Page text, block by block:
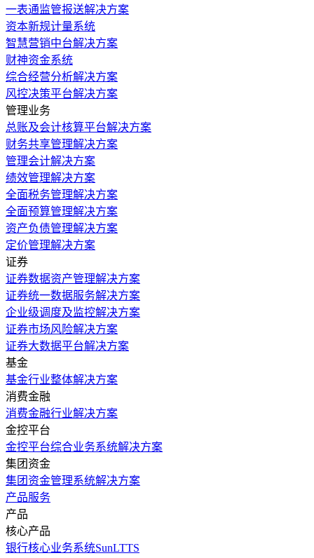
一表通监管报送解决方案
资本新规计量系统
智慧营销中台解决方案
财神资金系统
综合经营分析解决方案
风控决策平台解决方案
管理业务
总账及会计核算平台解决方案
财务共享管理解决方案
管理会计解决方案
绩效管理解决方案
全面税务管理解决方案
全面预算管理解决方案
资产负债管理解决方案
定价管理解决方案
证券
证券数据资产管理解决方案
证券统一数据服务解决方案
企业级调度及监控解决方案
证券市场风险解决方案
证券大数据平台解决方案
基金
基金行业整体解决方案
消费金融
消费金融行业解决方案
金控平台
金控平台综合业务系统解决方案
集团资金
集团资金管理系统解决方案
产品服务
产品
核心产品
银行核心业务系统SunLTTS